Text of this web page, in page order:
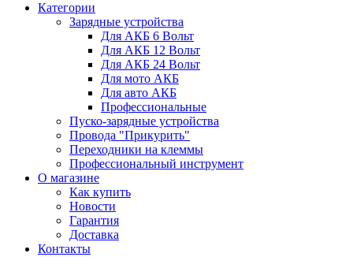
Категории
Зарядные устройства
Для АКБ 6 Вольт
Для АКБ 12 Вольт
Для АКБ 24 Вольт
Для мото АКБ
Для авто АКБ
Профессиональные
Пуско-зарядные устройства
Провода "Прикурить"
Переходники на клеммы
Профессиональный инструмент
О магазине
Как купить
Новости
Гарантия
Доставка
Контакты